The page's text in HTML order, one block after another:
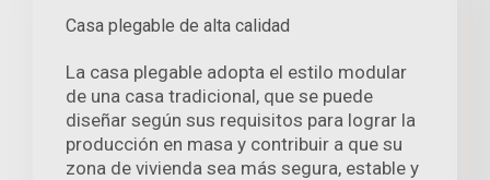
Casa plegable de alta calidad
La casa plegable adopta el estilo modular
de una casa tradicional, que se puede
diseñar según sus requisitos para lograr la
producción en masa y contribuir a que su
zona de vivienda sea más segura, estable y